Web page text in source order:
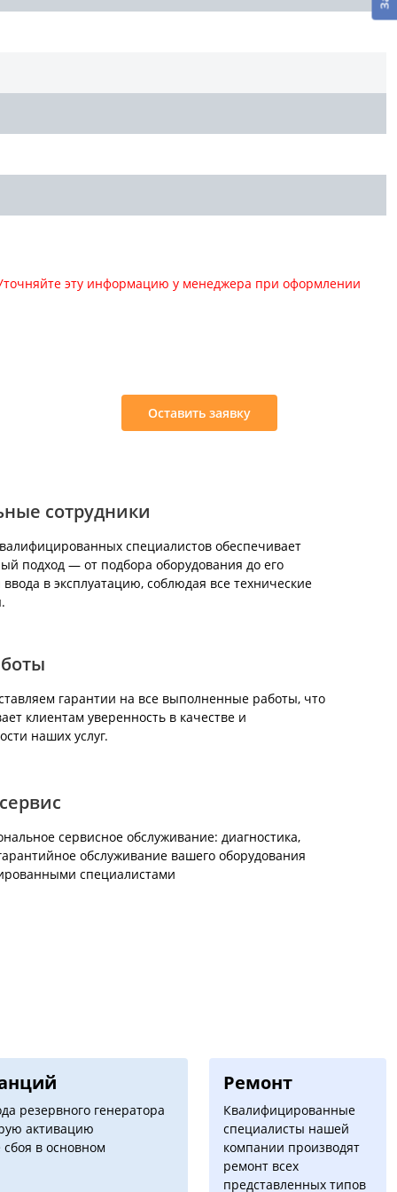
эту информацию у менеджера при оформлении
Оставить заявку
сотрудники
специалистов обеспечивает
подход — от подбора оборудования до его
в эксплуатацию, соблюдая все технические
гарантии на все выполненные работы, что
клиентам уверенность в качестве и
наших услуг.
сервисное обслуживание: диагностика,
обслуживание вашего оборудования
специалистами
резервного генератора
активацию
сбоя в основном
Ремонт
Квалифицированные
специалисты нашей
компании производят
ремонт всех
представленных типов